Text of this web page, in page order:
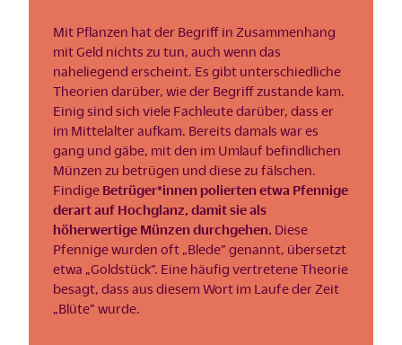
Mit Pflanzen hat der Begriff in Zusammenhang
mit Geld nichts zu tun, auch wenn das
naheliegend erscheint. Es gibt unterschiedliche
Theorien darüber, wie der Begriff zustande kam.
Einig sind sich viele Fachleute darüber, dass er
im Mittelalter aufkam. Bereits damals war es
gang und gäbe, mit den im Umlauf befindlichen
Münzen zu betrügen und diese zu fälschen.
Findige Betrüger*innen polierten etwa Pfennige
derart auf Hochglanz, damit sie als
höherwertige Münzen durchgehen. Diese
Pfennige wurden oft „Blede” genannt, übersetzt
etwa „Goldstück”. Eine häufig vertretene Theorie
besagt, dass aus diesem Wort im Laufe der Zeit
„Blüte” wurde.